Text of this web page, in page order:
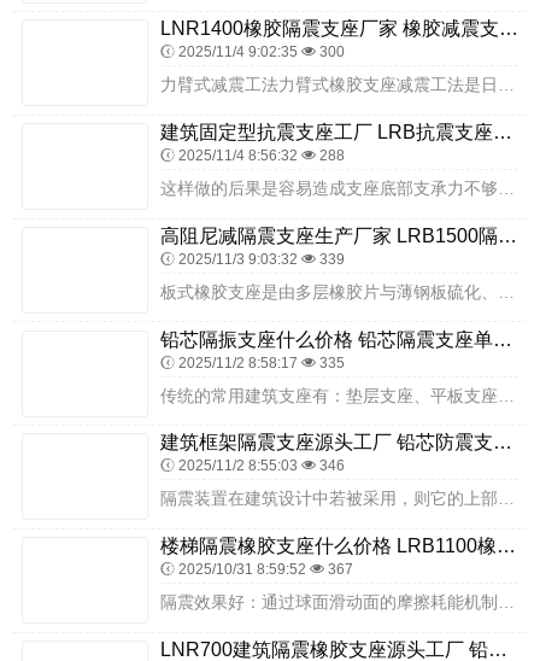
LNR1400橡胶隔震支座厂家 橡胶减震支座生产厂家 单向铅芯橡胶隔震支座厂家
2025/11/4 9:02:35 300
力臂式减震工法力臂式橡胶支座减震工法是日本近年来出现的新工法，该工法利用设有减震器的肘结力臂式机构来放大结构的层间变形从而提高耗能效率，减少地震反应。普通板式橡...
建筑固定型抗震支座工厂 LRB抗震支座生产厂家 建筑高楼隔震支座生产厂家
2025/11/4 8:56:32 288
高阻尼减隔震支座生产厂家 LRB1500隔震支座厂家电话 LRB500支座
2025/11/3 9:03:32 339
铅芯隔振支座什么价格 铅芯隔震支座单价 LNR隔震支座1500厂家
2025/11/2 8:58:17 335
建筑框架隔震支座源头工厂 铅芯防震支座定制源头工厂 纤芯隔震橡胶支座
2025/11/2 8:55:03 346
隔震装置在建筑设计中若被采用，则它的上部结构在地震后会产生相对的位移，这将对建筑的后期使用和功能产生影响，因此在地震后，应当加强对隔震装置的修补和完善。支座反力...
楼梯隔震橡胶支座什么价格 LRB1100橡胶隔震支座 高阻尼抗震支座厂家
2025/10/31 8:59:52 367
LNR700建筑隔震橡胶支座源头工厂 铅芯橡胶防震支座定制厂家 LRB橡胶隔震支座900(II型)